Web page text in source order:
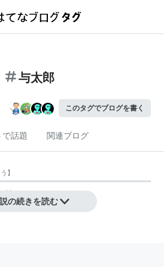
与太郎
このタグでブログを書く
で話題 関連ブログ
】
けたキャラクター。
の続きを読む